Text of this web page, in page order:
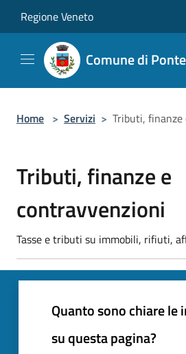
Regione Veneto
Comune di
Home > Servizi > Tributi,
Tributi, finanze e
contravvenzioni
Tasse e tributi su immobili, rifiuti,
Quanto sono chiare le
su questa pagina?